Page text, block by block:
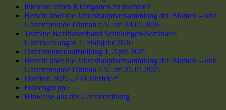
Interesse einen Kleingarten zu pachten?
Bericht über die Jahreshauptversammlung der Blumen – und
Gartenfreunde Dürnau e.V. am 24.01.2026
Termine Bezirksverband Schulungen-Seminare-
Unterweisungen 1. Halbjahr 2026
Osterbrunnenaufstellung 1. April 2025
Bericht über die Jahreshauptversammlung der Blumen – und
Gartenfreunde Dürnau e.V. am 25.01.2025
Dorffest 2025 „750 Jahrfeier“
Frauengruppe
Hinweise aus der Gartenordnung